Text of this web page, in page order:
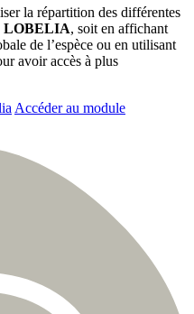
la répartition des différentes
LOBELIA, soit en affichant
de l’espèce ou en utilisant
avoir accès à plus
Accéder au module